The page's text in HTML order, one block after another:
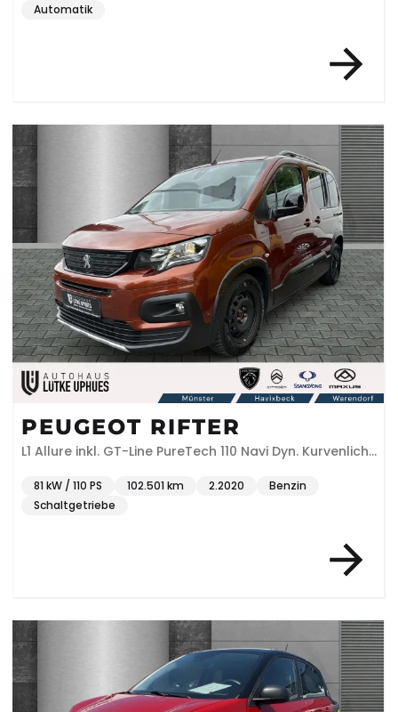
Automatik
PEUGEOT RIFTER
L1 Allure inkl. GT-Line PureTech 110 Navi Dyn. Kurvenlicht
81 kW / 110 PS 102.501 km 2.2020
Benzin
Schaltgetriebe